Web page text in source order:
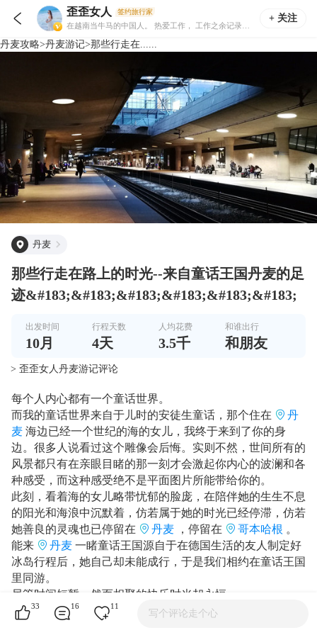
 歪歪女人 签约旅行家
+ 关注
丹麦攻略>丹麦游记>那些行走在......
丹麦
那些行走在路上的时光--来自童话王国丹麦的足
迹&#183;&#183;&#183;&#183;&#183;&#183;
出发时间
10月
行程天数
4天
人均花费
3.5千
和谁出行
和朋友
> 歪歪女人丹麦游记评论
每个人内心都有一个童话世界。
而我的童话世界来自于儿时的安徒生童话，那个住在
丹
麦 海边已经一个世纪的海的女儿，我终于来到了你的身
边。很多人说看过这个雕像会后悔。实则不然，世间所有的
风景都只有在亲眼目睹的那一刻才会激起你内心的波澜和各
种感受，而这种感受绝不是平面图片所能带给你的。
此刻，看着海的女儿略带忧郁的脸庞，在陪伴她的生生不息
的阳光和海浪中沉默着，仿若属于她的时光已经停滞，仿若
她善良的灵魂也已停留在
丹麦 ，停留在 哥本哈根 。
能来
丹麦 一睹童话王国源自于在德国生活的友人制定好
冰岛行程后，她自己却未能成行，于是我们相约在童话王国
里同游。
尽管时间短暂，然而相聚的快乐时光却永恒——
友人从德国先行抵达丹麦，我们一行五人从雷克雅未克飞往
33 16 11
写个评论走个心